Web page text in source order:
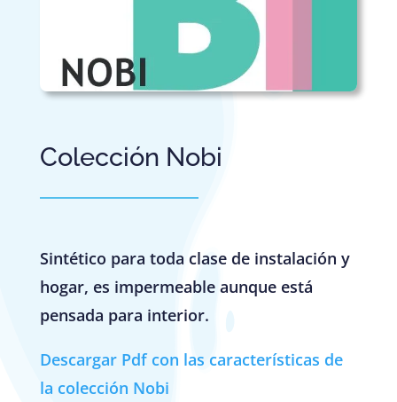
Colección Nobi
Sintético para toda clase de instalación y
hogar, es impermeable aunque está
pensada para interior.
Descargar Pdf con las características de
la colección Nobi